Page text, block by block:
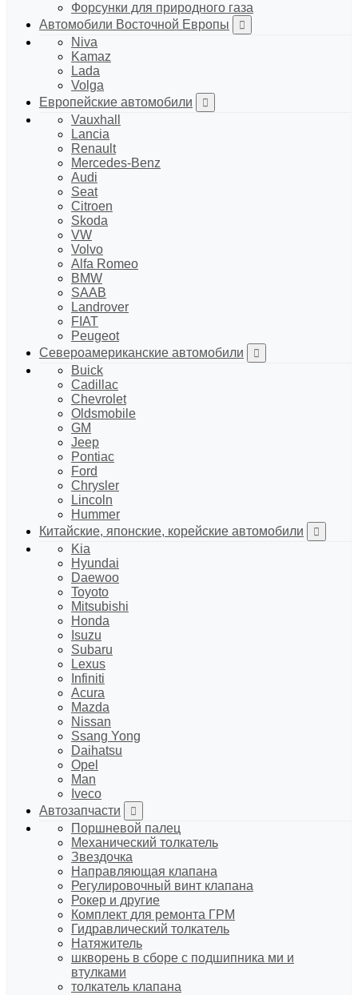
Форсунки для природного газа
Автомобили Восточной Европы
Niva
Kamaz
Lada
Volga
Европейские автомобили
Vauxhall
Lancia
Renault
Mercedes-Benz
Audi
Seat
Citroen
Skoda
VW
Volvo
Alfa Romeo
BMW
SAAB
Landrover
FIAT
Peugeot
Североамериканские автомобили
Buick
Cadillac
Chevrolet
Oldsmobile
GM
Jeep
Pontiac
Ford
Chrysler
Lincoln
Hummer
Китайские, японские, корейские автомобили
Kia
Hyundai
Daewoo
Toyoto
Mitsubishi
Honda
Isuzu
Subaru
Lexus
Infiniti
Acura
Mazda
Nissan
Ssang Yong
Daihatsu
Opel
Man
Iveco
Автозапчасти
Поршневой палец
Механический толкатель
Звездочка
Направляющая клапана
Регулировочный винт клапана
Рокер и другие
Комплект для ремонта ГРМ
Гидравлический толкатель
Натяжитель
шкворень в сборе с подшипника ми и
втулками
толкатель клапана